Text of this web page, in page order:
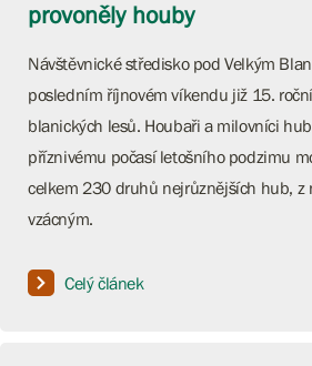
provoněly houby
Návštěvnické středisko pod Velkým
posledním říjnovém víkendu již 15.
blanických lesů. Houbaři a milovníci
příznivému počasí letošního podzimu
celkem 230 druhů nejrůznějších hub, z
vzácným.
Celý článek